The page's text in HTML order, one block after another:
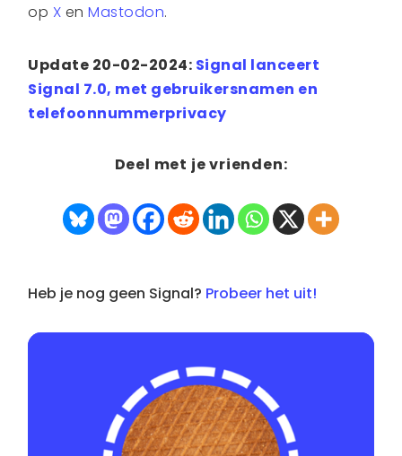
op X enMastodon.
Update 20-02-2024: Signal lanceert
Signal 7.0, met gebruikersnamen en
telefoonnummerprivacy
Deel met je vrienden:
Heb je nog geen Signal? Probeer het uit!